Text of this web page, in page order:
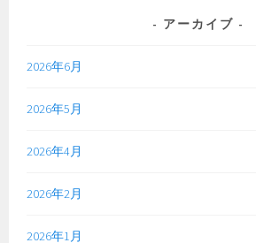
アーカイブ
2026年6月
2026年5月
2026年4月
2026年2月
2026年1月